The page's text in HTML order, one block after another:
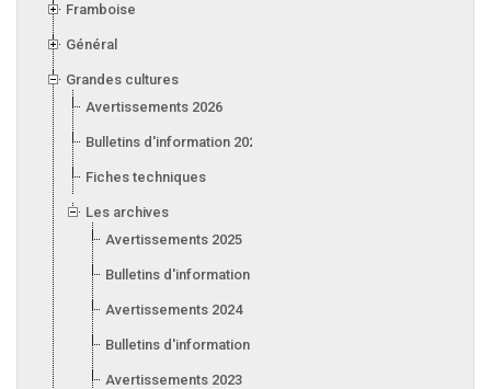
Framboise
Général
Grandes cultures
Avertissements 2026
Bulletins d'information 2026
Fiches techniques
Les archives
Avertissements 2025
Bulletins d'information 2025
Avertissements 2024
Bulletins d'information 2024
Avertissements 2023